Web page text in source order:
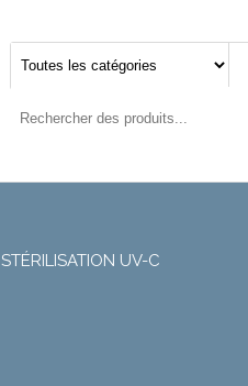
STÉRILISATION UV-C